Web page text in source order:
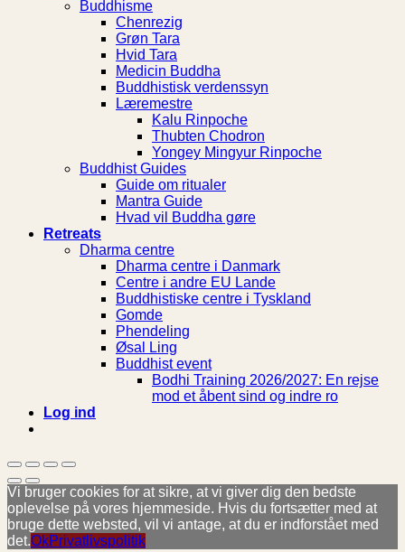
Buddhisme
Chenrezig
Grøn Tara
Hvid Tara
Medicin Buddha
Buddhistisk verdenssyn
Læremestre
Kalu Rinpoche
Thubten Chodron
Yongey Mingyur Rinpoche
Buddhist Guides
Guide om ritualer
Mantra Guide
Hvad vil Buddha gøre
Retreats
Dharma centre
Dharma centre i Danmark
Centre i andre EU Lande
Buddhistiske centre i Tyskland
Gomde
Phendeling
Øsal Ling
Buddhist event
Bodhi Training 2026/2027: En rejse
mod et åbent sind og indre ro
Log ind
Vi bruger cookies for at sikre, at vi giver dig den bedste
oplevelse på vores hjemmeside. Hvis du fortsætter med at
bruge dette websted, vil vi antage, at du er indforstået med
det.OkPrivatlivspolitik